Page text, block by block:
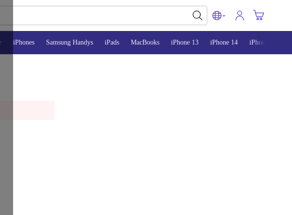
iPhones Samsung Handys iPads MacBooks iPhone 13 iPhone 14 iPhone 15